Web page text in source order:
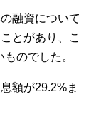
融資について
とがあり、こ
のでした。
額が29.2%ま